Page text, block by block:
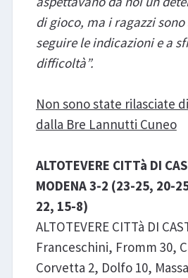
di gioco, ma i ragazzi
seguire le indicazioni e a
difficoltà”.
Non sono state rilasciate
dalla Bre Lannutti Cuneo
ALTOTEVERE CITTà DI
MODENA 3-2 (23-25, 20-
22, 15-8)
ALTOTEVERE CITTà DI
Franceschini, Fromm 30,
Corvetta 2, Dolfo 10,